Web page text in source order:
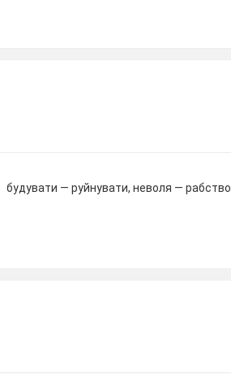
будувати — руйнувати, неволя — рабство